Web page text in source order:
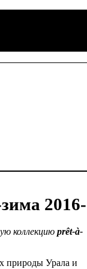
коллекцию prêt-à-
природы Урала и